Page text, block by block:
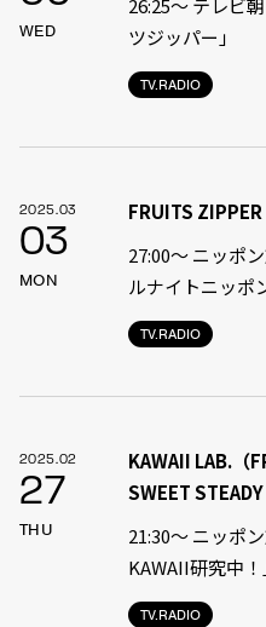
WED
TV.RADIO
26:25～ テレビ
ツジッパー」
2025.03
03
MON
TV.RADIO
FRUITS ZIPPER
27:00〜 ニッポ
ルナイトニッポ
2025.02
27
THU
TV.RADIO
KAWAII LAB.（
SWEET
21:30〜 ニッポ
KAWAII研究中！